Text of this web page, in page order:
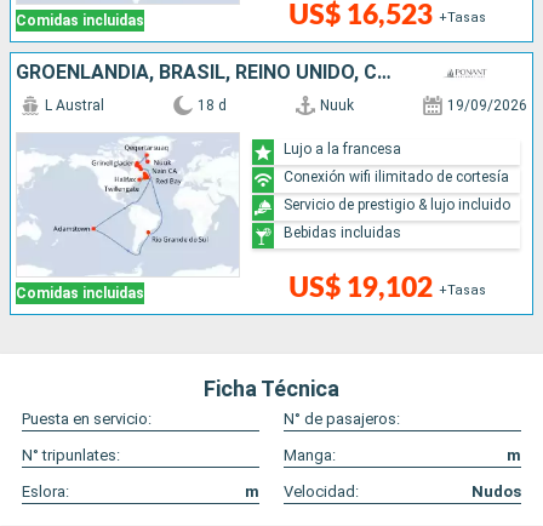
Comidas incluidas US$ 16,523 +Tasas
GROENLANDIA, BRASIL, REINO UNIDO, CANADÁ
Comidas incluidas
L Austral 18 d Nuuk 19/09/2026
US$ 19,102 +Tasas
Lujo a la francesa
Conexión wifi ilimitado de cortesía
Servicio de prestigio & lujo incluido
Bebidas incluidas
Ficha Técnica
Puesta en servicio:
N° de pasajeros:
N° tripunlates:
Manga:
m
Eslora:
m Velocidad: Nudos